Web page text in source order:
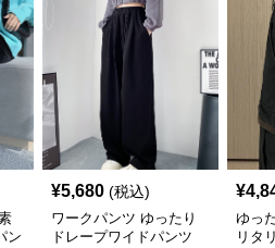
ン
¥5,680 (税込)
ワークパンツ ゆったり
ドレープワイドパンツ
¥
ゆっ
リタ